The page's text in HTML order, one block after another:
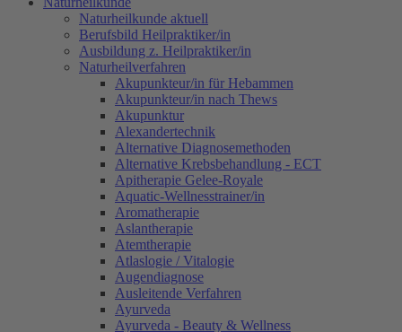
Naturheilkunde aktuell
Berufsbild Heilpraktiker/in
Ausbildung z. Heilpraktiker/in
Naturheilverfahren
Akupunkteur/in für Hebammen
Akupunkteur/in nach Thews
Akupunktur
Alexandertechnik
Alternative Diagnosemethoden
Alternative Krebsbehandlung - ECT
Apitherapie Gelee-Royale
Aquatic-Wellnesstrainer/in
Aromatherapie
Aslantherapie
Atemtherapie
Atlaslogie / Vitalogie
Augendiagnose
Ausleitende Verfahren
Ayurveda
Ayurveda - Beauty & Wellness